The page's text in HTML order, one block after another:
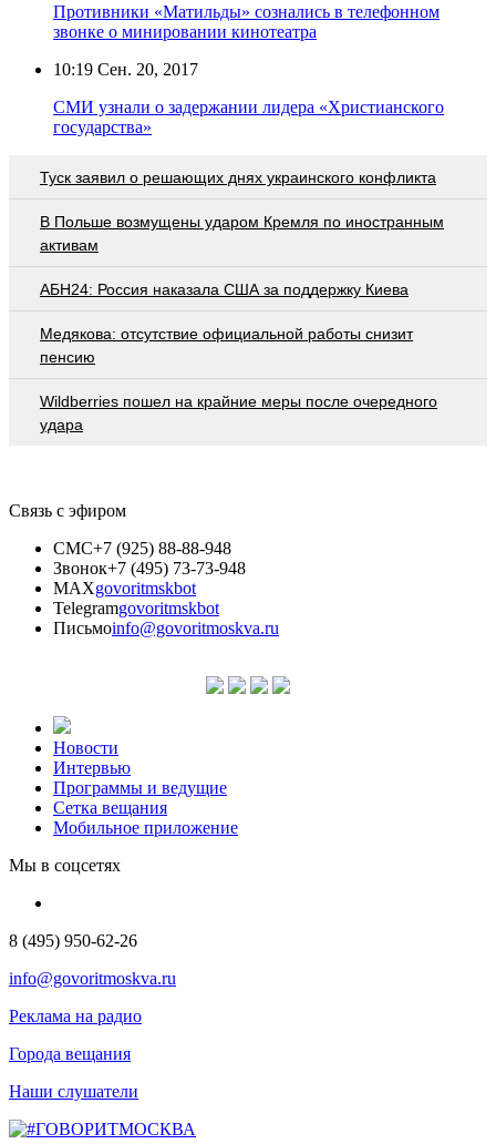
Противники «Матильды» сознались в телефонном
звонке о минировании кинотеатра
10:19 Сен. 20, 2017
СМИ узнали о задержании лидера «Христианского
государства»
Туск заявил о решающих днях украинского конфликта
В Польше возмущены ударом Кремля по иностранным
активам
АБН24: Россия наказала США за поддержку Киева
Медякова: отсутствие официальной работы снизит
пенсию
Wildberries пошел на крайние меры после очередного
удара
Связь с эфиром
СМС+7 (925) 88-88-948
Звонок+7 (495) 73-73-948
MAXgovoritmskbot
Telegramgovoritmskbot
Письмоinfo@govoritmoskva.ru
Новости
Интервью
Программы и ведущие
Сетка вещания
Мобильное приложение
Мы в соцсетях
8 (495) 950-62-26
info@govoritmoskva.ru
Реклама на радио
Города вещания
Наши слушатели